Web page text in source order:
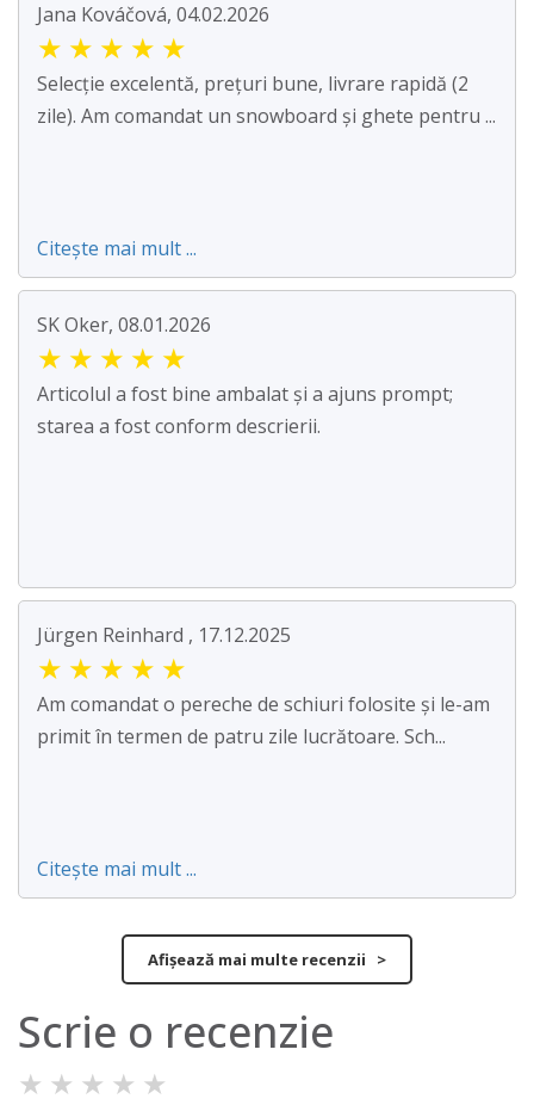
Jana Kováčová, 04.02.2026
★ ★ ★ ★ ★
Selecție excelentă, prețuri bune, livrare rapidă (2
zile). Am comandat un snowboard și ghete pentru ...
Citește mai mult ...
SK Oker, 08.01.2026
★ ★ ★ ★ ★
Articolul a fost bine ambalat și a ajuns prompt;
starea a fost conform descrierii.
Jürgen Reinhard , 17.12.2025
★ ★ ★ ★ ★
Am comandat o pereche de schiuri folosite și le-am
primit în termen de patru zile lucrătoare. Sch...
Citește mai mult ...
Afișează mai multe recenzii >
Scrie o recenzie
★ ★ ★ ★ ★